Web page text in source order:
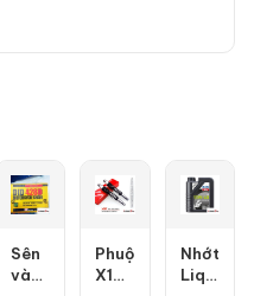
Sên
vàng
Phuộc
X1R
Nhớt
Liqui